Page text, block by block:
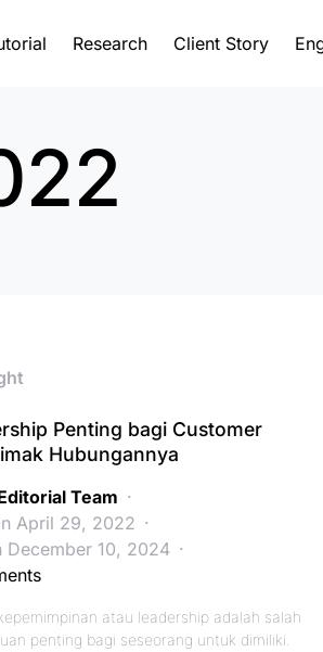
Research Client Story
Penting bagi Customer
Hubungannya
Team
April 29, 2022
December 10, 2024
atau leadership adalah salah
penting bagi seseorang untuk dimiliki.